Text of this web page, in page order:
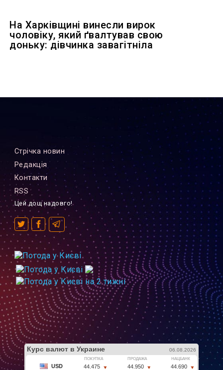
На Харківщині винесли вирок
чоловіку, який ґвалтував свою
доньку: дівчинка завагітніла
Стрiчка новин
Редакцiя
Контакти
RSS
Цей дощ надовго!